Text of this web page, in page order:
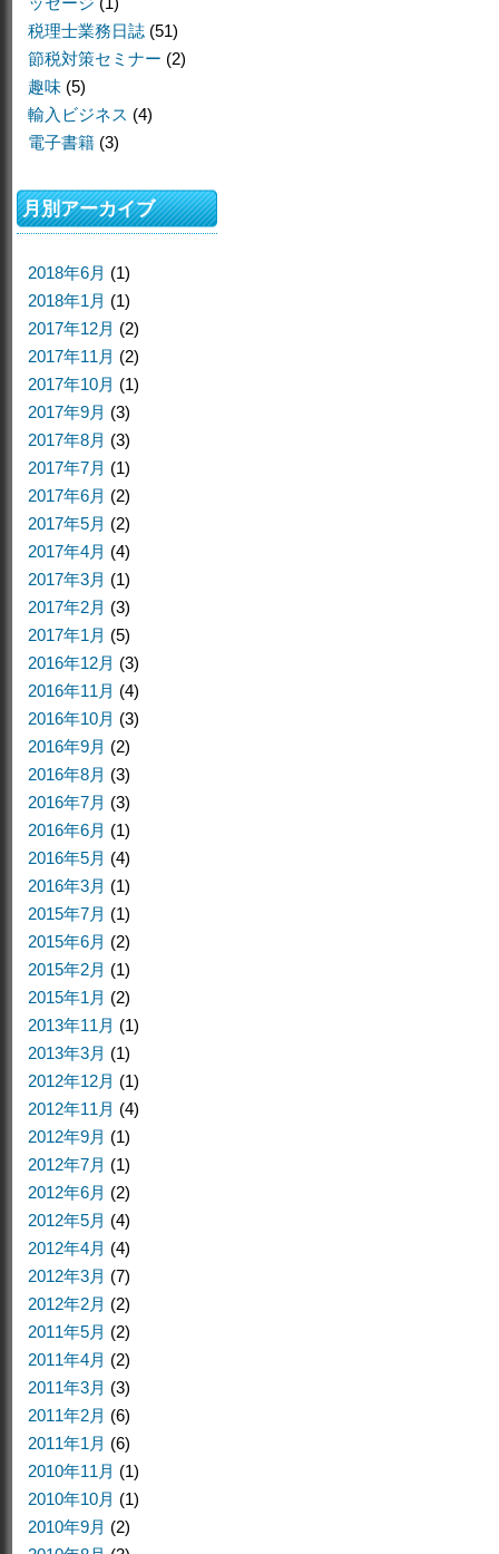
税理士業務日誌 (51)
節税対策セミナー (2)
趣味 (5)
輸入ビジネス (4)
電子書籍 (3)
月別アーカイブ
2018年6月 (1)
2018年1月 (1)
2017年12月 (2)
2017年11月 (2)
2017年10月 (1)
2017年9月 (3)
2017年8月 (3)
2017年7月 (1)
2017年6月 (2)
2017年5月 (2)
2017年4月 (4)
2017年3月 (1)
2017年2月 (3)
2017年1月 (5)
2016年12月 (3)
2016年11月 (4)
2016年10月 (3)
2016年9月 (2)
2016年8月 (3)
2016年7月 (3)
2016年6月 (1)
2016年5月 (4)
2016年3月 (1)
2015年7月 (1)
2015年6月 (2)
2015年2月 (1)
2015年1月 (2)
2013年11月 (1)
2013年3月 (1)
2012年12月 (1)
2012年11月 (4)
2012年9月 (1)
2012年7月 (1)
2012年6月 (2)
2012年5月 (4)
2012年4月 (4)
2012年3月 (7)
2012年2月 (2)
2011年5月 (2)
2011年4月 (2)
2011年3月 (3)
2011年2月 (6)
2011年1月 (6)
2010年11月 (1)
2010年10月 (1)
2010年9月 (2)